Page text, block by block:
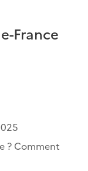
France
? Comment